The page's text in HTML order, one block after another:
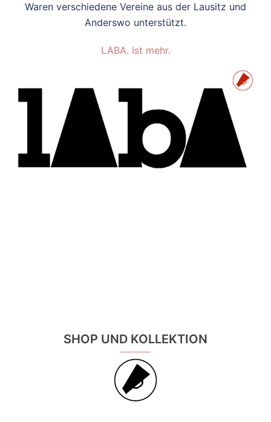
Waren verschiedene Vereine aus der Lausitz und
Anderswo unterstützt.
LABA. Ist mehr.
SHOP UND KOLLEKTION